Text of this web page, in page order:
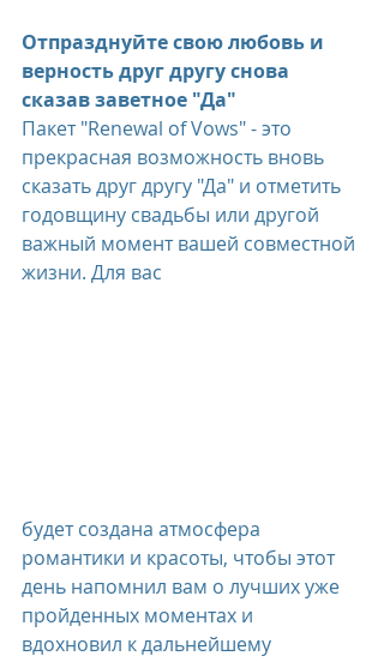
Отпразднуйте свою любовь и
верность друг другу снова
сказав заветное "Да"
Пакет "Renewal of Vows" - это
прекрасная возможность вновь
сказать друг другу "Да" и отметить
годовщину свадьбы или другой
важный момент вашей совместной
жизни. Для вас
будет создана атмосфера
романтики и красоты, чтобы этот
день напомнил вам о лучших уже
пройденных моментах и
вдохновил к дальнейшему